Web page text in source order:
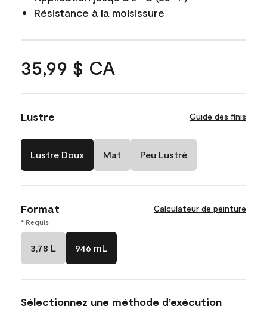
Résistance à la moisissure
35,99 $ CA
Lustre Guide des finis
Lustre Doux Mat Peu Lustré
Format Calculateur de peinture
* Requis
3,78 L 946 mL
Sélectionnez une méthode d’exécution